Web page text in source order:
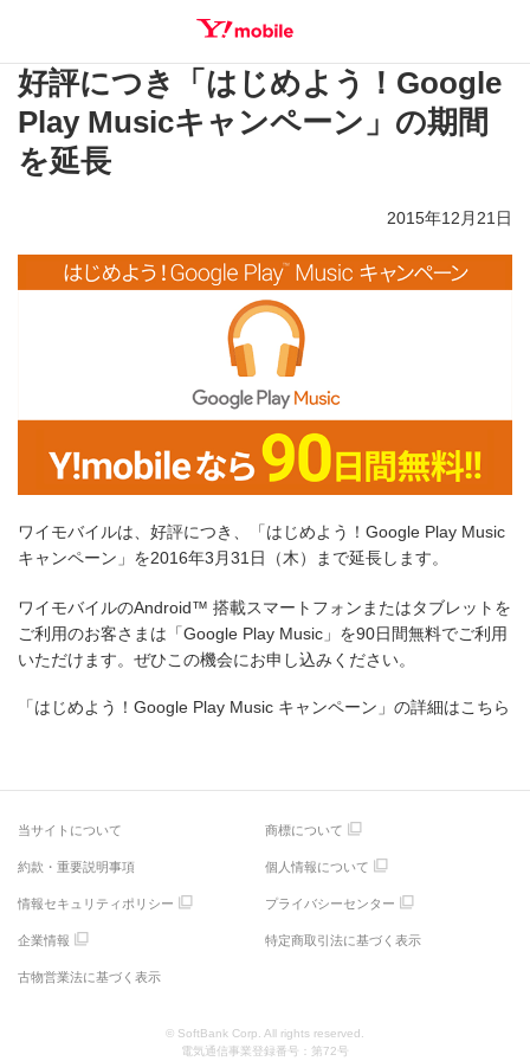
SEARCH
好評につき「はじめよう！Google
Play Musicキャンペーン」の期間
を延長
2015年12月21日
ワイモバイルは、好評につき、「はじめよう！Google Play Music
キャンペーン」を2016年3月31日（木）まで延長します。
ワイモバイルのAndroid™ 搭載スマートフォンまたはタブレットを
ご利用のお客さまは「Google Play Music」を90日間無料でご利用
いただけます。ぜひこの機会にお申し込みください。
「はじめよう！Google Play Music キャンペーン」の詳細はこちら
当サイトについて 商標について
約款・重要説明事項 個人情報について
情報セキュリティポリシー プライバシーセンター
企業情報 特定商取引法に基づく表示
古物営業法に基づく表示
© SoftBank Corp. All rights reserved.
電気通信事業登録番号：第72号